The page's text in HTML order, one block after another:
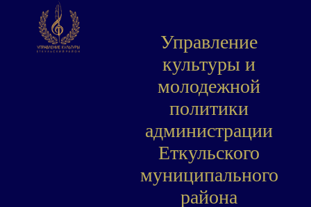
Управление
культуры и
молодежной
политики
администрации
Еткульского
муниципального
района